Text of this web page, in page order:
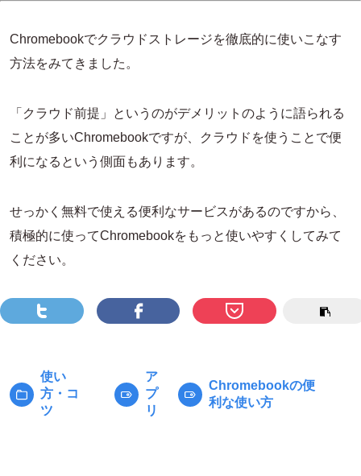
Chromebookでクラウドストレージを徹底的に使いこなす
方法をみてきました。
「クラウド前提」というのがデメリットのように語られる
ことが多いChromebookですが、クラウドを使うことで便
利になるという側面もあります。
せっかく無料で使える便利なサービスがあるのですから、
積極的に使ってChromebookをもっと使いやすくしてみて
ください。
カ
使い
方・コ
ツ
タ
ア
プ
リ
Chromebookの便
利な使い方